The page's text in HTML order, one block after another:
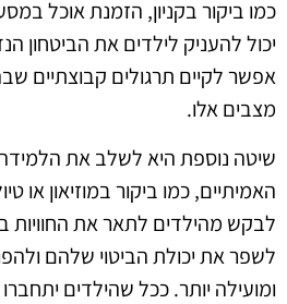
כמו ביקור בקניון, הזמנת אוכל
יכול להעניק לילדים את הביטחון
אפשר לקיים תרגולים קבוצתיים
מצבים אלו.
שיטה נוספת היא לשלב את הלמידה
האמיתיים, כמו ביקור במוזיאון או
לבקש מהילדים לתאר את החוויות
לשפר את יכולת הביטוי שלהם
ומועילה יותר. ככל שהילדים